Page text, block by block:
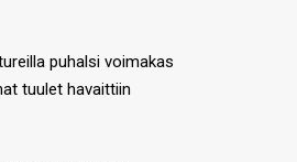
puhalsi voimakas
tuulet havaittiin